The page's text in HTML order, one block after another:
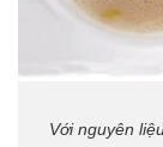
Với nguyên